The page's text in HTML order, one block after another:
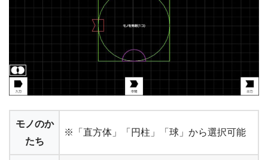
モノのか
たち
※「直方体」「円柱」「球」から選択可能